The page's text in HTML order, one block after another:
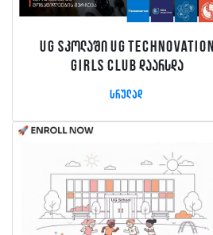
UG sკოლაში UG Technovation
Girls Club დაარსდა
სრულად